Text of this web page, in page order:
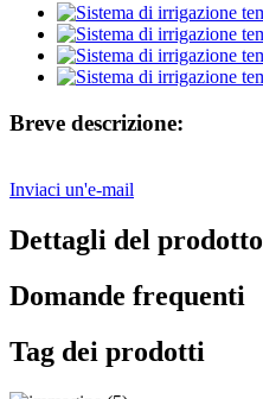
Breve descrizione:
Inviaci un'e-mail
Dettagli del prodotto
Domande frequenti
Tag dei prodotti